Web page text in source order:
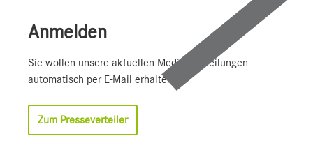
Anmelden
Sie wollen unsere aktuellen Medienmitteilungen
automatisch per E-Mail erhalten?
Zum Presseverteiler